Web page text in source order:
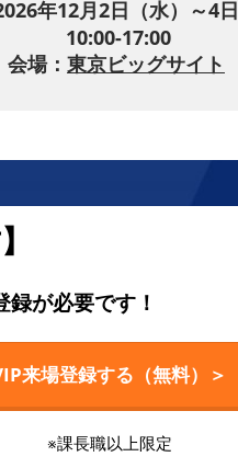
年12月2日（水）～4日
10:00-17:00
会場： 東京ビッグサイト
が必要です！
来場登録する（無料）＞
※課長職以上限定